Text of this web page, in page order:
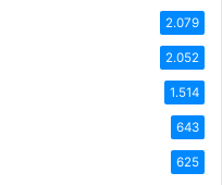
2.079
2.052
1.514
643
625